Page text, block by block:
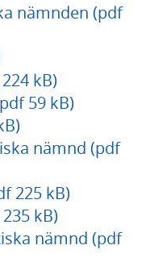
nämnden (pdf
kB)
59 kB)
nämnd (pdf
225 kB)
kB)
nämnd (pdf